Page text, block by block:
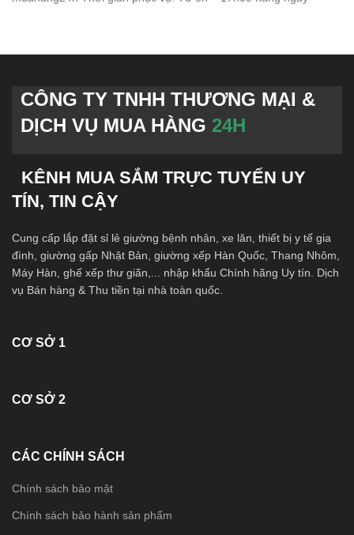
CÔNG TY TNHH THƯƠNG MẠI &
DỊCH VỤ MUA HÀNG 24H
KÊNH MUA SẮM TRỰC TUYẾN UY
TÍN, TIN CẬY
Cung cấp lắp đặt sỉ lẻ giường bệnh nhân, xe lăn, thiết bị y tế gia
đình, giường gấp Nhật Bản, giường xếp Hàn Quốc, Thang Nhôm,
Máy Hàn, ghế xếp thư giãn,... nhập khẩu Chính hãng Uy tín. Dịch
vụ Bán hàng & Thu tiền tại nhà toàn quốc.
CƠ SỞ 1
CƠ SỞ 2
CÁC CHÍNH SÁCH
Chính sách bảo mật
Chính sách bảo hành sản phẩm